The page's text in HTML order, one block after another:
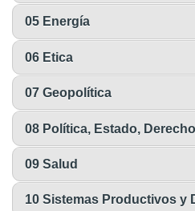
05 Energía
06 Etica
07 Geopolítica
08 Política, Estado,
09 Salud